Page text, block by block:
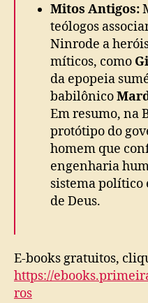
Mitos Antigos:
teólogos
Ninrode a
míticos, como
da epopeia
babilônico
Em resumo, na
protótipo do
homem que
engenharia
sistema político
de Deus.
E-books gratuitos,
https://
ros